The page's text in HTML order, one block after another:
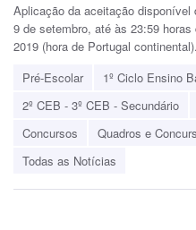
Aplicação da aceitação
9 de setembro, até às 23:59
2019 (hora de Portugal continental).
Pré-Escolar
1º Ciclo Ensino
2º CEB - 3º CEB - Secundário
Concursos
Quadros e
Todas as Notícias